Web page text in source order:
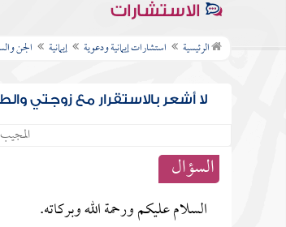
الاستشارات
الرئيسية استشارات إيمانية ودعوية إيمانية الجن
لا أشعر بالاستقرار مع زوجتي
السؤال
السلام عليكم ورحمة الله وبركاته.